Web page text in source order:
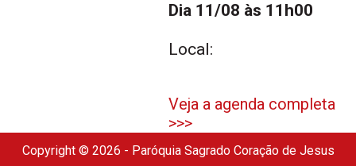
Dia 11/08 às 11h00
Local:
Veja a agenda completa
>>>
Copyright © 2026 - Paróquia Sagrado Coração de Jesus